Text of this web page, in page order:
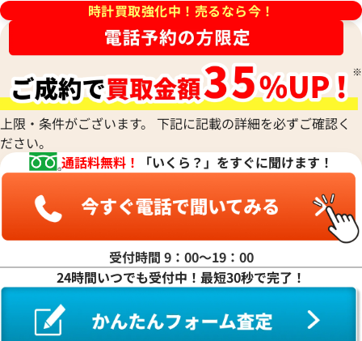
ィノ IW391008
格
9日時点の参考買取価格です
IWC ポートフィノ IW391002
参考買取価格
398,000
※2024年7月9日時点の参考買
Alain Silberstein
アラン・シルベスタイン
Armand Nicolet
アルマン・ニコレ
WALTHAM
ウォルサム
HUBLOT
ウブロ
ETERNA
エテルナ
EDOX
エドックス
EBERHARD
エベラール
EBEL
エベル
EPOS
クインティング
Cuervo y Sobrinos
クエルボ・イ・ソブリノス
CVSTOS
クストス
Chronoswiss
クロノスイス
GUCCI
グッチ
Graham
グラハム
グランドセイコー
CORUM
コルム
Concord
コンコルド
Chopard
ショパール
CHAUMET
ショーメ
Jacob & Co.
ジェイコブ
Gerald Genta
ジェラルド・ジェンタ
Jaeger-LeCoultre
ジャケ・ドロー
Girard-Perregaux
ジラール・ペルゴ
Sinn
チューダー(チュードル)
ティファニー
Dior
ディオール
Harry Winston
ハリー・ウィンストン
Patek Philippe
Panerai
パネライ
Parmigiani Fleurier
パルミジャーニ・フルリエ
Piaget
PIERRE KUNZ
ピエール・クンツ
FRANCK MULLER
フランク ミュラー
BOUCHERON
ブシュロン
BREITLING
MAURICE LACROIX
モーリス・ラクロア
RALPH LAUREN
ラルフ ローレン
リシャール・ミル
Louis Vuitton
ルイ・ヴィトン
Luminox
ルミノックス
Ressence
ROGER DUBUIS
ロジェ・デュブイ
ROLEX
ロレックス
LONGINES
ロンジン
時計買取強化中！売るなら今！
上限・条件がございます。 下記に記載の詳細を必ずご確認く
ださい。
通話料無料！
「いくら？」をすぐに聞けます！
受付時間 9：00〜19：00
24時間いつでも受付中！最短30秒で完了！